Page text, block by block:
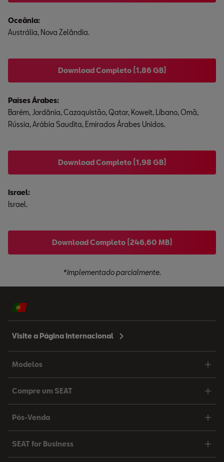
Austrália, Nova Zelândia.
Download Completo (1,86 GB)
Barém, Jordânia, Cazaquistão, Qatar, Koweit, Líbano, Omã,
Rússia, Arábia Saudita, Emirados Árabes Unidos.
Download Completo (1,98 GB)
Israel:
Israel.
Download Completo (246,60 MB)
*implementado parcialmente.
Visite a Página Internacional
Modelos
Compre um SEAT
Pós-Venda
SEAT for Business